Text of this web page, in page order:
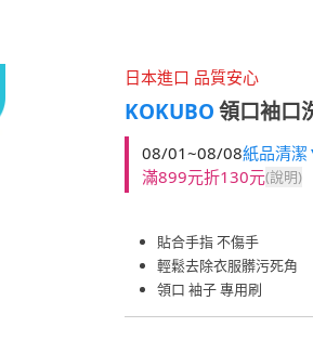
日本進口 品質安心
KOKUBO領口袖口
08/01~08/08紙品清
滿899元折130元(說明)
貼合手指 不傷手
輕鬆去除衣服髒污死角
領口 袖子 專用刷